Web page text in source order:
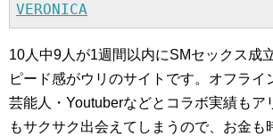
VERONICA
10人中9人が1週間以内にSMセックス成
ピード感がウリのサイトです。オフライ
芸能人・Youtuberなどとコラボ実績もア
もサクサク出会えてしまうので、お金も